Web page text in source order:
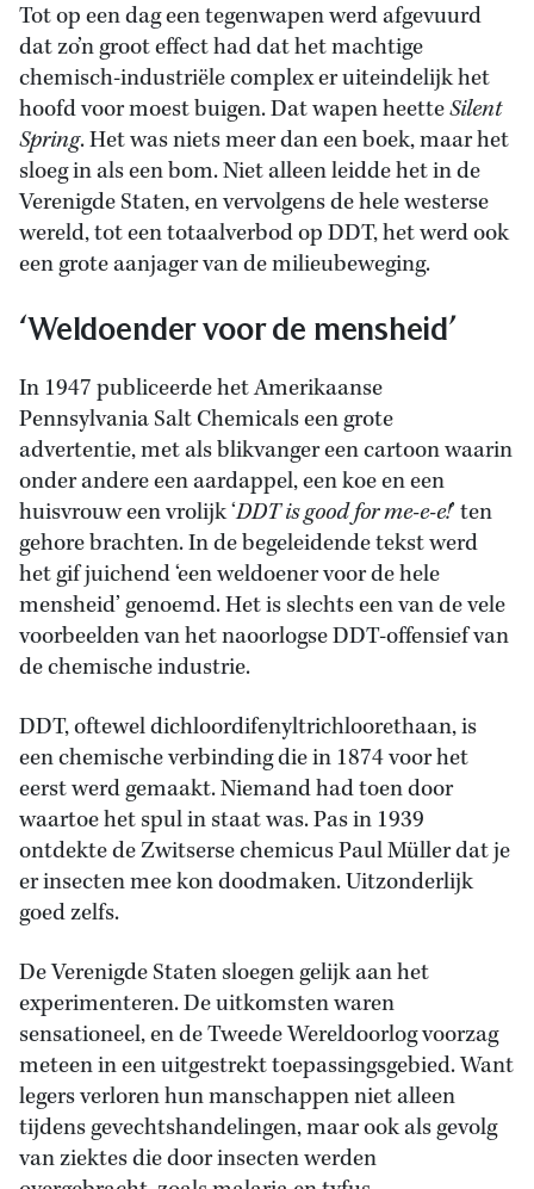
Tot op een dag een tegenwapen werd afgevuurd
dat zo’n groot effect had dat het machtige
chemisch-industriële complex er uiteindelijk het
hoofd voor moest buigen. Dat wapen heetteSilent
Spring. Het was niets meer dan een boek, maar het
sloeg in als een bom. Niet alleen leidde het in de
Verenigde Staten, en vervolgens de hele westerse
wereld, tot een totaalverbod op DDT, het werd ook
een grote aanjager van de milieubeweging.
‘Weldoender voor de mensheid’
In 1947 publiceerde het Amerikaanse
Pennsylvania Salt Chemicals een grote
advertentie, met als blikvanger een cartoon waarin
onder andere een aardappel, een koe en een
huisvrouw een vrolijk ‘DDT is good for me-e-e!’ ten
gehore brachten. In de begeleidende tekst werd
het gif juichend ‘een weldoener voor de hele
mensheid’ genoemd. Het is slechts een van de vele
voorbeelden van het naoorlogse DDT-offensief van
de chemische industrie.
DDT, oftewel dichloordifenyltrichloorethaan, is
een chemische verbinding die in 1874 voor het
eerst werd gemaakt. Niemand had toen door
waartoe het spul in staat was. Pas in 1939
ontdekte de Zwitserse chemicus Paul Müller dat je
er insecten mee kon doodmaken. Uitzonderlijk
goed zelfs.
De Verenigde Staten sloegen gelijk aan het
experimenteren. De uitkomsten waren
sensationeel, en de Tweede Wereldoorlog voorzag
meteen in een uitgestrekt toepassingsgebied. Want
legers verloren hun manschappen niet alleen
tijdens gevechtshandelingen, maar ook als gevolg
van ziektes die door insecten werden